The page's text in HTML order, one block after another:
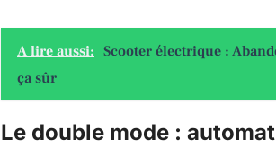
A lire aussi: Scooter électrique :
ça sûr
Le double mode :